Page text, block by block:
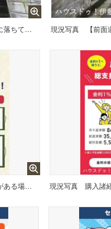
【外観写真】「他社で住宅ローンに落ちてしまった」「車のローンが残っている」など、住宅ローンでお困りの方はぜひ一度弊社までご相談ください。 現況写真
ご年収によってはさらに金利優遇がある場合がありますので、お気軽にご相談ください。 現況写真